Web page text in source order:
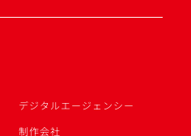
デジタルエージェンシー
制作会社